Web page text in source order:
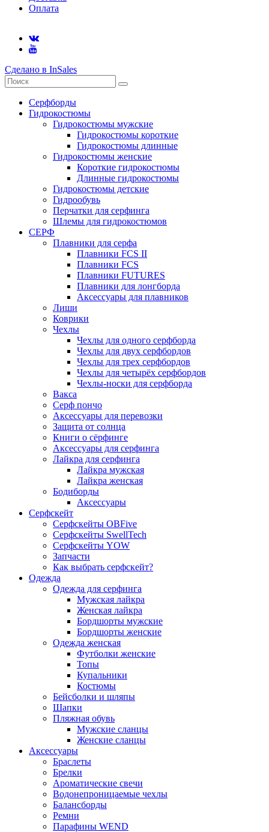
Оплата
Сделано в InSales
Серфборды
Гидрокостюмы
Гидрокостюмы мужские
Гидрокостюмы короткие
Гидрокостюмы длинные
Гидрокостюмы женские
Короткие гидрокостюмы
Длинные гидрокостюмы
Гидрокостюмы детские
Гидрообувь
Перчатки для серфинга
Шлемы для гидрокостюмов
СЕРФ
Плавники для серфа
Плавники FCS II
Плавники FCS
Плавники FUTURES
Плавники для лонгборда
Аксессуары для плавников
Лиши
Коврики
Чехлы
Чехлы для одного серфборда
Чехлы для двух серфбордов
Чехлы для трех серфбордов
Чехлы для четырёх серфбордов
Чехлы-носки для серфборда
Вакса
Серф пончо
Аксессуары для перевозки
Защита от солнца
Книги о сёрфинге
Аксессуары для серфинга
Лайкра для серфинга
Лайкра мужская
Лайкра женская
Бодиборды
Аксессуары
Серфскейт
Серфскейты OBFive
Серфскейты SwellTech
Серфскейты YOW
Запчасти
Как выбрать серфскейт?
Одежда
Одежда для серфинга
Мужская лайкра
Женская лайкра
Бордшорты мужские
Бордшорты женские
Одежда женская
Футболки женские
Топы
Купальники
Костюмы
Бейсболки и шляпы
Шапки
Пляжная обувь
Мужские сланцы
Женские сланцы
Аксессуары
Браслеты
Брелки
Ароматические свечи
Водонепроницаемые чехлы
Балансборды
Ремни
Парафины WEND